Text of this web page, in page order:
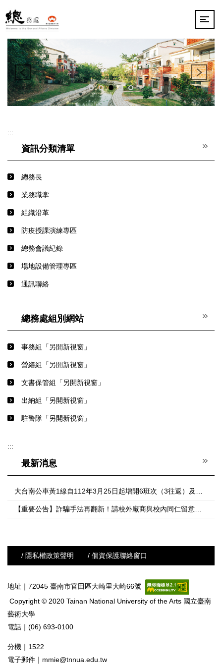
到
主
要
內
容
區
:::
資訊分類清單
總務長
業務職掌
組織沿革
防疫授課演練專區
總務會議紀錄
場地設備管理專區
通訊聯絡
總務處組別網站
事務組「另開新視窗」
營繕組「另開新視窗」
文書保管組「另開新視窗」
出納組「另開新視窗」
駐警隊「另開新視窗」
:::
最新消息
大台南公車黃1線自112年3月25日起增開6班次（3往返）及部分班次延駛至南藝大之公告。
【重要公告】詐騙手法再翻新！請校外廠商與校內同仁留意，切勿上當受騙！
/ 隱私權政策聲明 / 個資保護聯絡窗口
地址｜72045 臺南市官田區大崎里大崎66號
Copyright © 2020 Tainan National University of the Arts 國立臺南
藝術大學
電話｜(06) 693-0100
分機｜1522
電子郵件｜ mmie@tnnua.edu.tw